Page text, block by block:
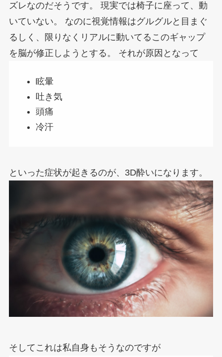
ズレなのだそうです。 現実では椅子に座って、動
いていない。 なのに視覚情報はグルグルと目まぐ
るしく、限りなくリアルに動いてるこのギャップ
を脳が修正しようとする。 それが原因となって
眩暈
吐き気
頭痛
冷汗
といった症状が起きるのが、3D酔いになります。
そしてこれは私自身もそうなのですが